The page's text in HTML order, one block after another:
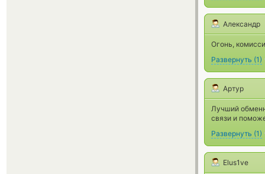
Александр
Огонь,
Развернуть (1)
Артур
Лучший
связи и
Развернуть (1)
Elus1ve